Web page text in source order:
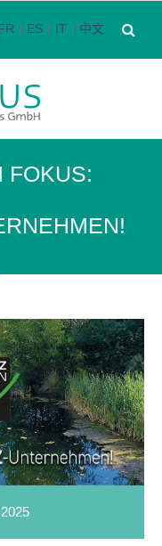
ES IT 中文
FOKUS: